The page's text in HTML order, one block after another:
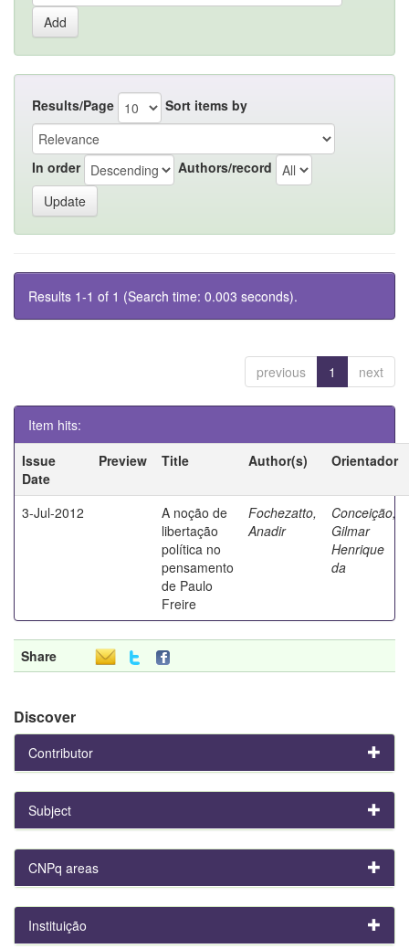
Results/Page Sort items by
In order Authors/record
Results 1-1 of 1 (Search time: 0.003 seconds).
previous 1 next
Item hits:
Issue
Date
Preview Title Author(s) Orientador
3-Jul-2012
A noção de
libertação
política no
pensamento
de Paulo
Freire
Fochezatto,
Anadir
Conceição,
Gilmar
Henrique
da
Share
Discover
Contributor
Subject
CNPq areas
Instituição